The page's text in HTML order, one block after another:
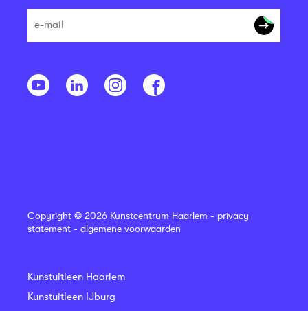
Copyright © 2026 Kunstcentrum Haarlem - privacy
statement - algemene voorwaarden
Kunstuitleen Haarlem
Kunstuitleen IJburg